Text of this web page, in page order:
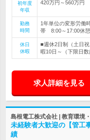
初年度
年収
420万円～560万円
勤務
時間
1年単位の変形労働
帯 8:00～17:00休
休日
休暇
■週休2日制（土日
暇10日～（下限日
求人詳細を見る
島根電工株式会社 | 教育環境
未経験者大歓迎の【管工
績